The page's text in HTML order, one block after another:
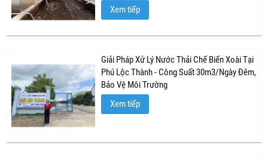
Xem tiếp
Giải Pháp Xử Lý Nước Thải Chế Biến Xoài Tại
Phú Lộc Thành - Công Suất 30m3/Ngày Đêm,
Bảo Vệ Môi Trường
Xem tiếp